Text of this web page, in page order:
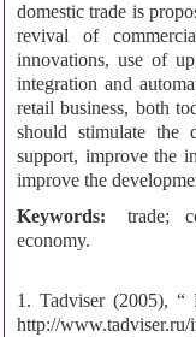
domestic trade is
revival of
innovations, use of
integration and
retail business, both
should stimulate the
support, improve the
improve the
Keywords:
trade;
economy.
1. Tadviser (2005), “
http://